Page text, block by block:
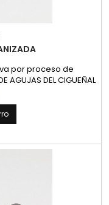
por proceso de
AGUJAS DEL CIGUEÑAL
superior: 20 mm.
17 x 22.15 mm. Jaula
22x28x13